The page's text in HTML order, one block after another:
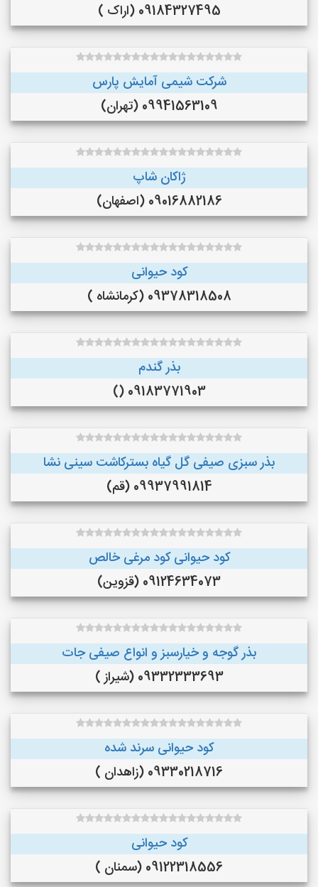
09184327495 (اراک )
شرکت شیمی آمایش پارس
09941563109 (تهران)
ژاکان شاپ
09016882186 (اصفهان)
کود حیوانی
09378318508 (کرمانشاه )
بذر گندم
09183771903 ()
بذر سبزی صیفی گل گیاه بسترکاشت سینی نشا
09937991814 (قم)
کود حیوانی کود مرغی خالص
09124634073 (قزوین)
بذر گوجه و خیارسبز و انواع صیفی جات
09332333693 (شیراز )
کود حیوانی سرند شده
09330218716 (زاهدان )
کود حیوانی
09122318556 (سمنان )